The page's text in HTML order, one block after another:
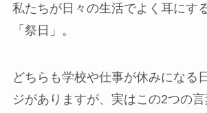
私たちが日々の生活でよく耳にす
「祭日」。
どちらも学校や仕事が休みになる
ジがありますが、実はこの2つの